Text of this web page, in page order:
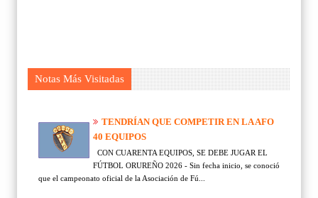
Notas Más Visitadas
TENDRÍAN QUE COMPETIR EN LA AFO
40 EQUIPOS
CON CUARENTA EQUIPOS, SE DEBE JUGAR EL
FÚTBOL ORUREÑO 2026 - Sin fecha inicio, se conoció
que el campeonato oficial de la Asociación de Fú...